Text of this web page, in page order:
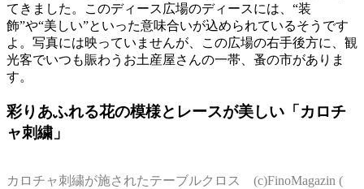
てきました。このディース広場のディースには、“装
飾”や“美しい”といった意味合いが込められているそうです
よ。写真には映っていませんが、この広場の右手後方に、観
光客でいつも賑わうお土産屋さんの一帯、蚤の市がありま
す。
彩りあふれる花の模様とレースが美しい「カロチ
ャ刺繍」
カロチャ刺繍が施されたテーブルクロス (c)FinoMagazin (